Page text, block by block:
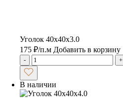
Уголок 40х40х3.0
175 ₽/п.м Добавить в корзину
- +
В наличии